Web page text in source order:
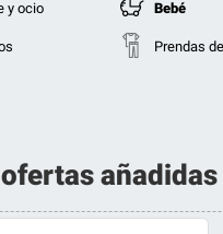
y ocio Bebé
Prendas